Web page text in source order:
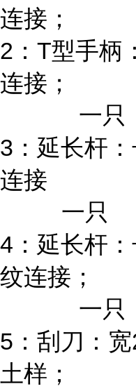
连接
2：T型手柄
连
一只
3：延长杆
一只
4：延长杆
纹
一只
5：刮刀：
土